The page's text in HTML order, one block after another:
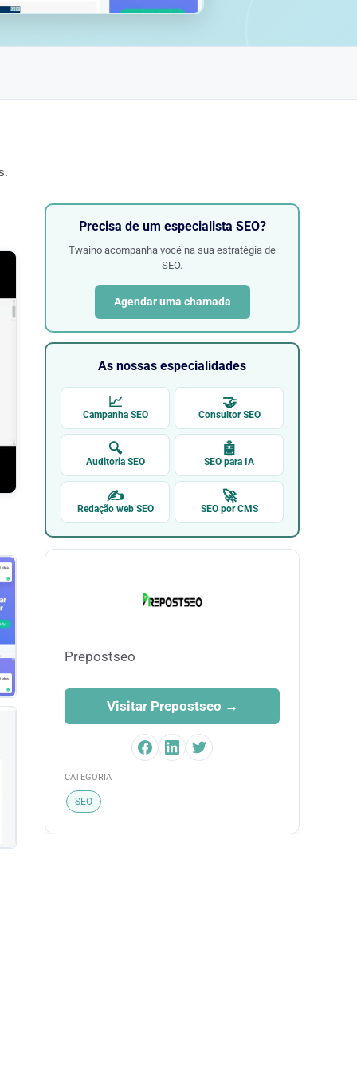
Precisa de um especialista SEO?
Twaino acompanha você na sua estratégia de
SEO.
Agendar uma chamada
As nossas especialidades
📈
Campanha SEO
🤝
Consultor SEO
🔍
Auditoria SEO
🤖
SEO para IA
✍
Redação web SEO
🚀
SEO por CMS
Prepostseo
Visitar Prepostseo →
CATEGORIA
SEO